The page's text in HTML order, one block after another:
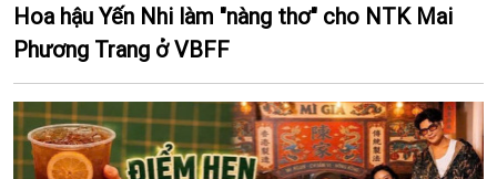
Hoa hậu Yến Nhi làm "nàng thơ" cho NTK Mai
Phương Trang ở VBFF